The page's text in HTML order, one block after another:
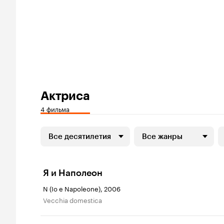
Актриса
4 фильма
Все десятилетия Все жанры
Я и Наполеон
N (Io e Napoleone), 2006
Vecchia domestica